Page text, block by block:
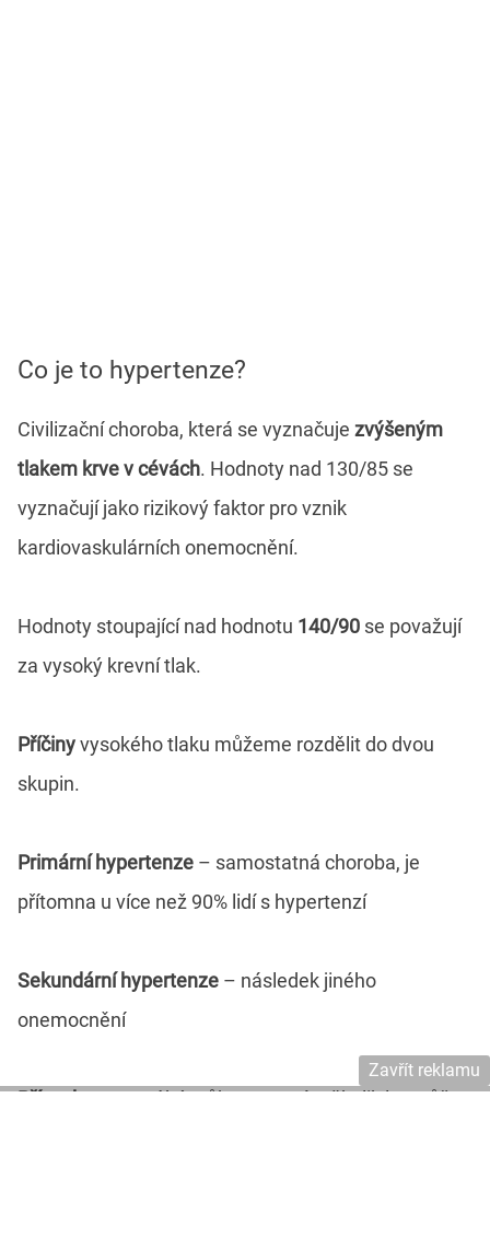
Co je to hypertenze?
Civilizační choroba, která se vyznačuje zvýšeným
tlakem krve v cévách. Hodnoty nad 130/85 se
vyznačují jako rizikový faktor pro vznik
kardiovaskulárních onemocnění.
Hodnoty stoupající nad hodnotu 140/90 se považují
za vysoký krevní tlak.
Příčinyvysokého tlaku můžeme rozdělit do dvou
skupin.
Primární hypertenze – samostatná choroba, je
přítomna u více než 90% lidí s hypertenzí
Sekundární hypertenze – následek jiného
onemocnění
Příznakynemusí být vůbec patrné, několik let může
Zavřít reklamu